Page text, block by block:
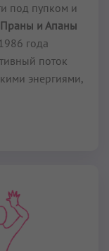
под пупком и
и Апаны
года
поток
энергиями,